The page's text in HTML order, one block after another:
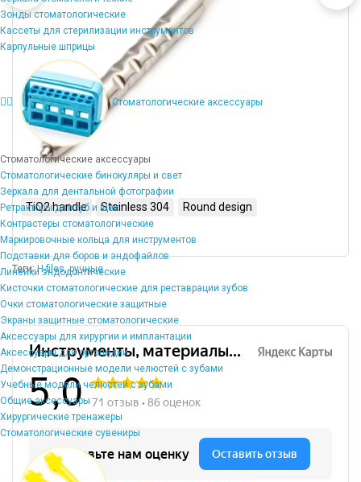
Зонды стоматологические
Кассеты для стерилизации инструментов
Карпульные шприцы
Стоматологические аксессуары
Стоматологические аксессуары
Стоматологические бинокуляры и свет
Зеркала для дентальной фотографии
Ретракторы для губ и щек
Контрастеры стоматологические
Маркировочные кольца для инструментов
Подставки для боров и эндофайлов
Линейки эндодонтические
Кисточки стоматологические для реставрации зубов
Очки стоматологические защитные
Экраны защитные стоматологические
Аксессуары для хирургии и имплантации
Аксессуары для ортопедии
Демонстрационные модели челюстей с зубами
Учебные модели челюстей с зубами
Общие аксессуары
Хирургические тренажеры
Стоматологические сувениры
TiO2 handle Stainless 304 Round design
Теги:H-files,ручные